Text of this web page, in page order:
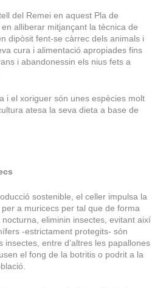
del Remei en aquest Pla de
alliberar mitjançant la tècnica de
dipòsit fent-se càrrec dels animals i
cura i alimentació apropiades fins
i abandonessin els nius fets a
i el xoriguer són unes espècies molt
atesa la seva dieta a base de
sostenible, el celler impulsa la
a muricecs per tal que de forma
eliminin insectes, evitant així
-estrictament protegits- són
insectes, entre d’altres les papallones
el fong de la botritis o podrit a la